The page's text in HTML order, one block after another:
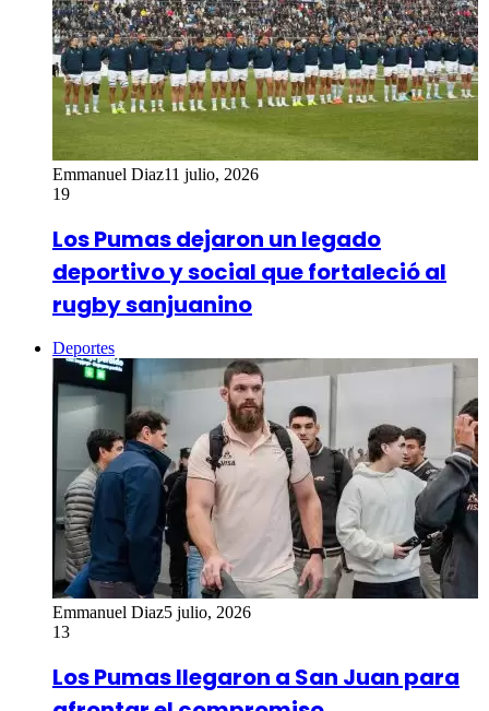
Emmanuel Diaz11 julio, 2026
19
Los Pumas dejaron un legado
deportivo y social que fortaleció al
rugby sanjuanino
Deportes
Emmanuel Diaz5 julio, 2026
13
Los Pumas llegaron a San Juan para